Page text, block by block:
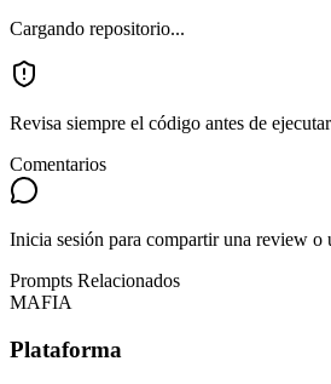
Cargando repositorio...
Revisa siempre el código antes de
Comentarios
Inicia sesión para compartir una review o
Prompts Relacionados
MAFIA
Plataforma